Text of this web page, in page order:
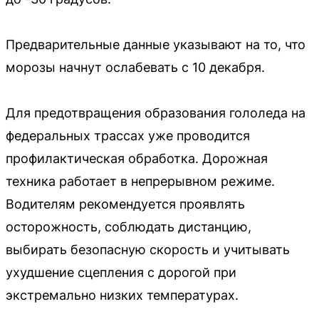
Предварительные данные указывают на то, что
морозы начнут ослабевать с 10 декабря.
Для предотвращения образования гололеда на
федеральных трассах уже проводится
профилактическая обработка. Дорожная
техника работает в непрерывном режиме.
Водителям рекомендуется проявлять
осторожность, соблюдать дистанцию,
выбирать безопасную скорость и учитывать
ухудшение сцепления с дорогой при
экстремально низких температурах.